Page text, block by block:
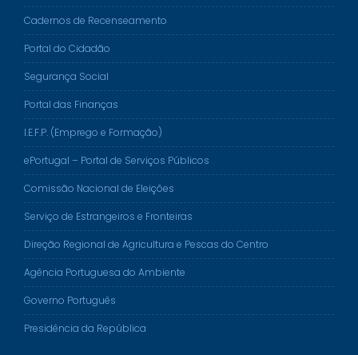
Cadernos de Recenseamento
Portal do Cidadão
Segurança Social
Portal das Finanças
I.E.F.P. (Emprego e Formação)
ePortugal – Portal de Serviços Públicos
Comissão Nacional de Eleições
Serviço de Estrangeiros e Fronteiras
Direção Regional de Agricultura e Pescas do Centro
Agência Portuguesa do Ambiente
Governo Português
Presidência da República